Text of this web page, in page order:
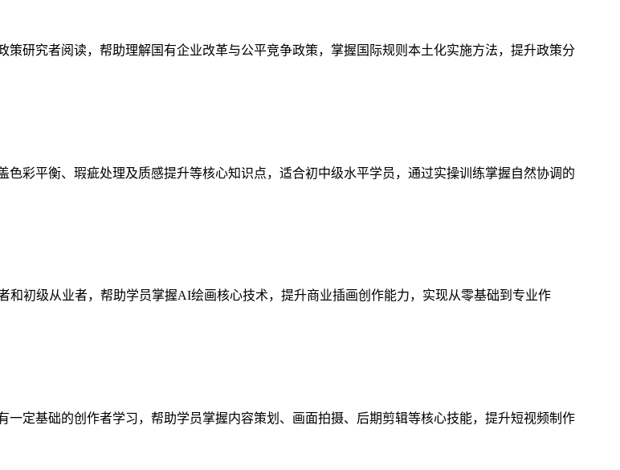
研究者阅读，帮助理解国有企业改革与公平竞争政策，掌握国际规则本土化实施方法，提升政策分
彩平衡、瑕疵处理及质感提升等核心知识点，适合初中级水平学员，通过实操训练掌握自然协调的
初级从业者，帮助学员掌握AI绘画核心技术，提升商业插画创作能力，实现从零基础到专业作
定基础的创作者学习，帮助学员掌握内容策划、画面拍摄、后期剪辑等核心技能，提升短视频制作